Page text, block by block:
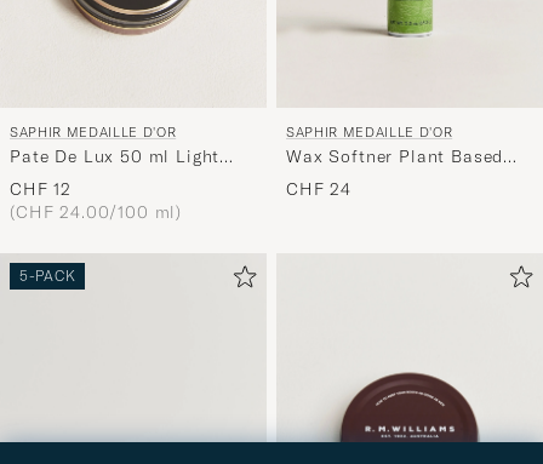
SAPHIR MEDAILLE D'OR
Pate De Lux 50 ml Light
Brown
CHF 12
(CHF 24.00/100 ml)
SAPHIR MEDAILLE D'OR
Wax Softner Plant Based
75ml
CHF 24
5-PACK